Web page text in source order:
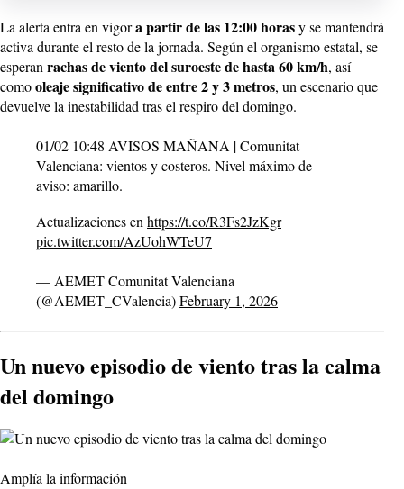
La alerta entra en vigora partir de las 12:00 horasy se mantendrá
activa durante el resto de la jornada. Según el organismo estatal, se
esperanrachas de viento del suroeste de hasta 60 km/h, así
comooleaje significativo de entre 2 y 3 metros, un escenario que
devuelve la inestabilidad tras el respiro del domingo.
01/02 10:48 AVISOS MAÑANA | Comunitat
Valenciana: vientos y costeros. Nivel máximo de
aviso: amarillo.
Actualizaciones enhttps://t.co/R3Fs2JzKgr
pic.twitter.com/AzUohWTeU7
— AEMET Comunitat Valenciana
(@AEMET_CValencia)February 1, 2026
Un nuevo episodio de viento tras la calma
del domingo
Amplía la información